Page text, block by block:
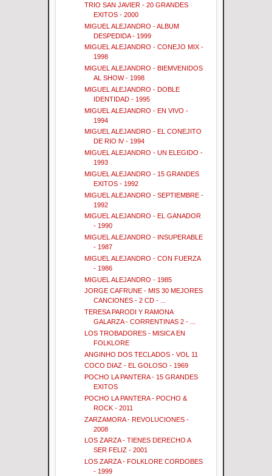
TRIO SAN JAVIER - 20 GRANDES
EXITOS - 2000
MIGUEL ALEJANDRO - ALBUM
DESPEDIDA - 1999
MIGUEL ALEJANDRO - CONEJO MIX -
1998
MIGUEL ALEJANDRO - BIEMVENIDOS
AL SHOW - 1998
MIGUEL ALEJANDRO - DOBLE
IDENTIDAD - 1995
MIGUEL ALEJANDRO - EN VIVO -
1994
MIGUEL ALEJANDRO - EL CONEJITO
DE RIO lV - 1994
MIGUEL ALEJANDRO - UN ELEGIDO -
1993
MIGUEL ALEJANDRO - 15 GRANDES
EXITOS - 1992
MIGUEL ALEJANDRO - SEPTIEMBRE -
1992
MIGUEL ALEJANDRO - EL GANADOR
- 1990
MIGUEL ALEJANDRO - INSUPERABLE
- 1987
MIGUEL ALEJANDRO - CON FUERZA
- 1986
MIGUEL ALEJANDRO - 1985
JORGE CAFRUNE - MIS 30 MEJORES
CANCIONES - 2 CD - ...
TERESA PARODI Y RAMONA
GALARZA - CORRENTINAS 2 - ...
LOS TROBADORES - MISICA EN
FOLKLORE
ANGINHO DOS TECLADOS - VOL 11
COCO DIAZ - EL GOLOSO - 1969
POCHO LA PANTERA - 15 GRANDES
EXITOS
POCHO LA PANTERA - POCHO &
ROCK - 2011
ZARZAMORA - REVOLUCIONES -
2008
LOS ZARZA - TIENES DERECHO A
SER FELIZ - 2001
LOS ZARZA - FOLKLORE CORDOBES
- 1999